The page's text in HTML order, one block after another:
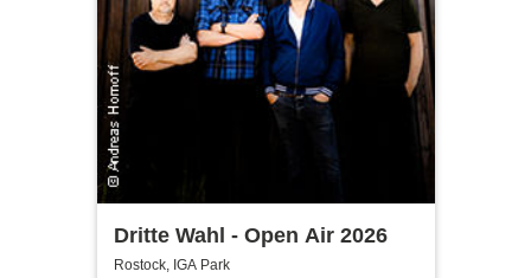
Dritte Wahl - Open Air 2026
Rostock, IGA Park